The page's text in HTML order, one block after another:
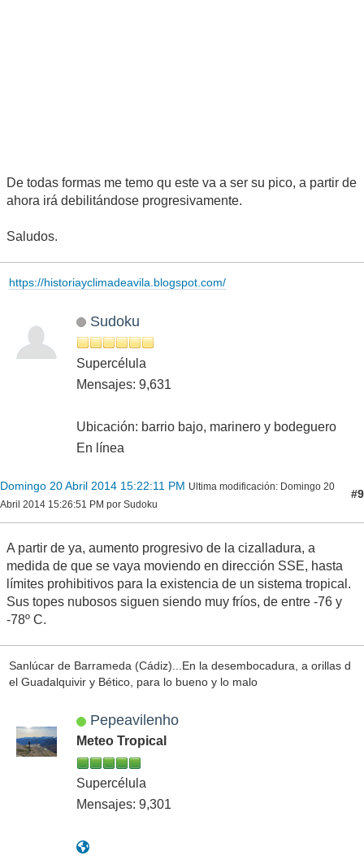
De todas formas me temo qu este va a ser su pico, a partir de
ahora irá debilitándose progresivamente.
Saludos.
https://historiayclimadeavila.blogspot.com/
Sudoku
Supercélula
Mensajes: 9,631
Ubicación: barrio bajo, marinero y bodeguero
En línea
Domingo 20 Abril 2014 15:22:11 PM Ultima modificación: Domingo 20
Abril 2014 15:26:51 PM por Sudoku
#9
A partir de ya, aumento progresivo de la cizalladura, a
medida de que se vaya moviendo en dirección SSE, hasta
límites prohibitivos para la existencia de un sistema tropical.
Sus topes nubosos siguen siendo muy fríos, de entre -76 y
-78º C.
Sanlúcar de Barrameda (Cádiz)...En la desembocadura, a orillas d
el Guadalquivir y Bético, para lo bueno y lo malo
Pepeavilenho
Meteo Tropical
Supercélula
Mensajes: 9,301